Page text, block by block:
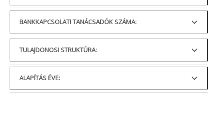
BANKKAPCSOLATI TANÁCSADÓK SZÁMA:
TULAJDONOSI STRUKTÚRA:
ALAPÍTÁS ÉVE: